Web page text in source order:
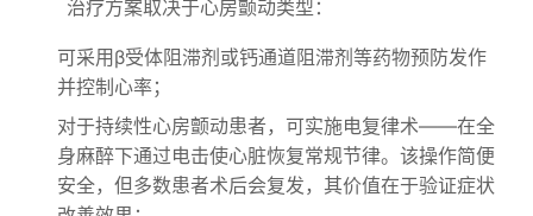
治疗方案取决于心房颤动类型：
可采用β受体阻滞剂或钙通道阻滞剂等药物预防发作
并控制心率；
对于持续性心房颤动患者，可实施电复律术——在全
身麻醉下通过电击使心脏恢复常规节律。该操作简便
安全，但多数患者术后会复发，其价值在于验证症状